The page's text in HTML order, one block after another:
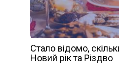
Стало відомо,
Новий рік та Різдво